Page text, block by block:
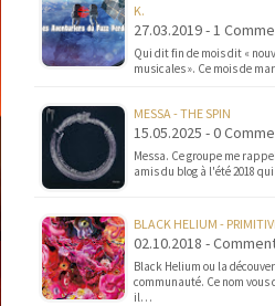
K.
27.03.2019 - 1
Qui dit fin de mois dit «
musicales ». Ce mois de
MESSA - THE SPIN
15.05.2025 - 0
Messa. Ce groupe me
amis du blog à l'été 2018
BLACK HELIUM -
02.10.2018 -
Black Helium ou la
communauté. Ce nom
il…